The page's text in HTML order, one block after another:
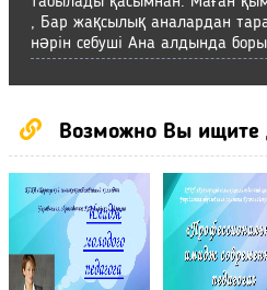
, Бар жақсылық аналардан
нәрін себуші Ана алдында
Возможно Вы ищите